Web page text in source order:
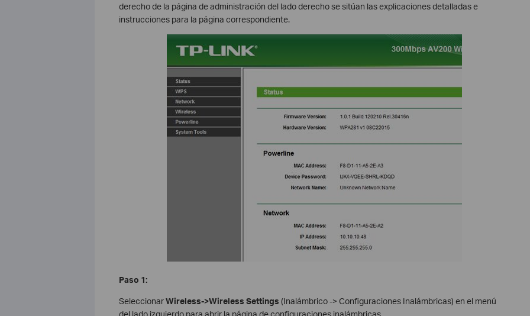
derecho de la página de administración del lado derecho se sitúan las explicaciones detalladas e
instrucciones para la página correspondiente.
Paso 1:
SeleccionarWireless->Wireless Settings (Inalámbrico -> Configuraciones Inalámbricas) en el menú
del lado izquierdo para abrir la página de configuraciones inalámbricas.